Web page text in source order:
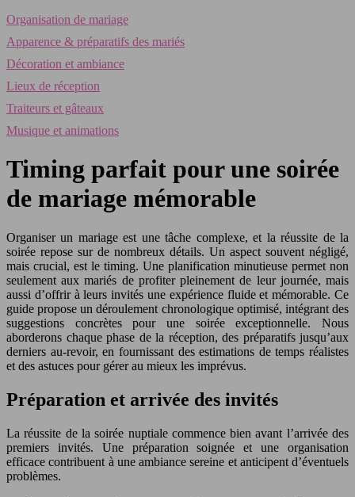
Organisation de mariage
Apparence & préparatifs des mariés
Décoration et ambiance
Lieux de réception
Traiteurs et gâteaux
Musique et animations
Timing parfait pour une soirée
de mariage mémorable
Organiser un mariage est une tâche complexe, et la réussite de la
soirée repose sur de nombreux détails. Un aspect souvent négligé,
mais crucial, est le timing. Une planification minutieuse permet non
seulement aux mariés de profiter pleinement de leur journée, mais
aussi d’offrir à leurs invités une expérience fluide et mémorable. Ce
guide propose un déroulement chronologique optimisé, intégrant des
suggestions concrètes pour une soirée exceptionnelle. Nous
aborderons chaque phase de la réception, des préparatifs jusqu’aux
derniers au-revoir, en fournissant des estimations de temps réalistes
et des astuces pour gérer au mieux les imprévus.
Préparation et arrivée des invités
La réussite de la soirée nuptiale commence bien avant l’arrivée des
premiers invités. Une préparation soignée et une organisation
efficace contribuent à une ambiance sereine et anticipent d’éventuels
problèmes.